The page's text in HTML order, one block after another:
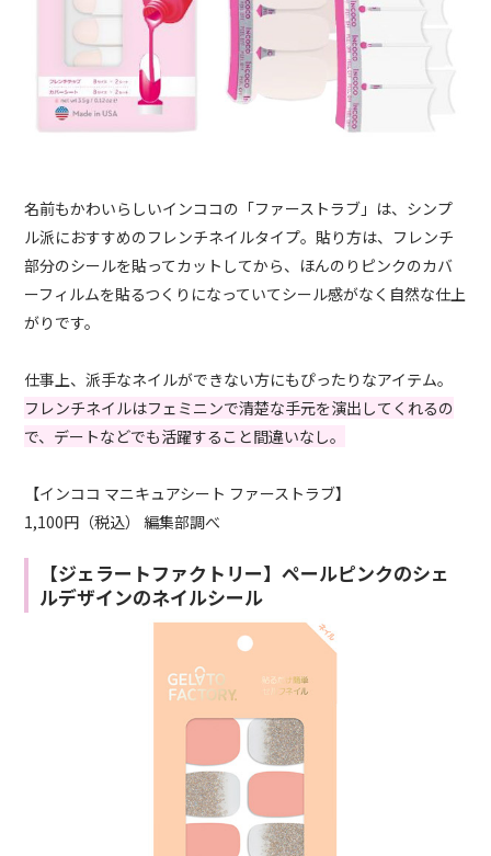
名前もかわいらしいインココの「ファーストラブ」は、シンプ
ル派におすすめのフレンチネイルタイプ。貼り方は、フレンチ
部分のシールを貼ってカットしてから、ほんのりピンクのカバ
ーフィルムを貼るつくりになっていてシール感がなく自然な仕上
がりです。
仕事上、派手なネイルができない方にもぴったりなアイテム。
フレンチネイルはフェミニンで清楚な手元を演出してくれるの
で、デートなどでも活躍すること間違いなし。
【インココ マニキュアシート ファーストラブ】
1,100円（税込） 編集部調べ
【ジェラートファクトリー】ペールピンクのシェ
ルデザインのネイルシール